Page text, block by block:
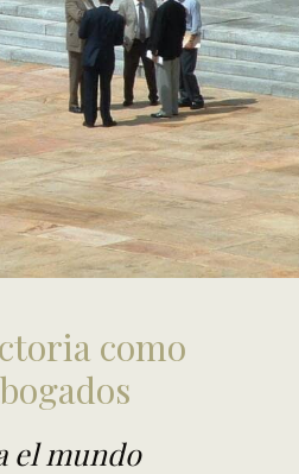
como
el mundo